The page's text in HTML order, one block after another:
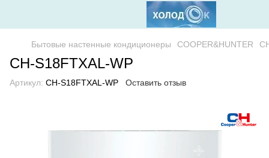
Бытовые настенные кондиционеры COOPER&HUNTER
CH-S18FTXAL-WP
Артикул: CH-S18FTXAL-WP Оставить отзыв